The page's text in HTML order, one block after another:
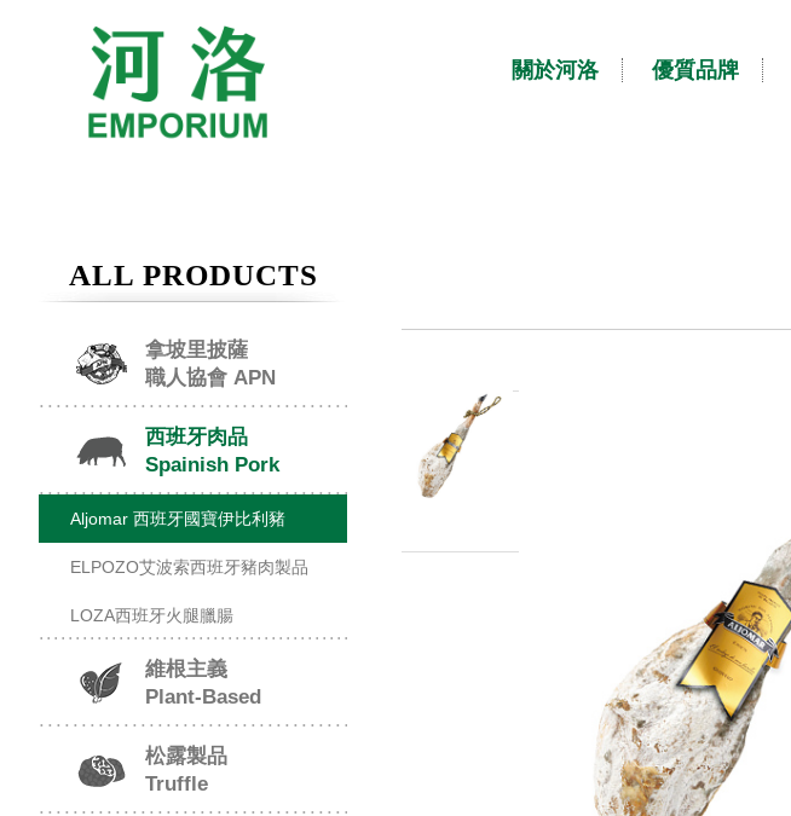
關於河洛 優質品牌
ALL PRODUCTS
拿坡里披薩
職人協會 APN
西班牙肉品
Spainish Pork
Aljomar 西班牙國寶伊比利豬
ELPOZO艾波索西班牙豬肉製品
LOZA西班牙火腿臘腸
維根主義
Plant-Based
松露製品
Truffle